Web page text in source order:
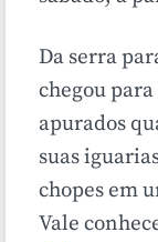
Da serra
chegou
apurados
suas
chopes em
Vale